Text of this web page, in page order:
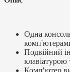
Одна
Подвійний
Комп'ютер